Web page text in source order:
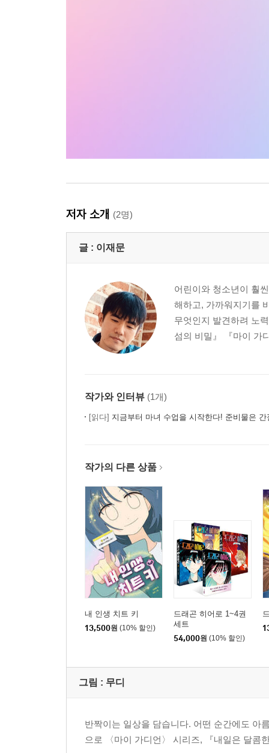
저자 소개 (2명)
글 : 이재문
어린이와 청소년이 훨
해하고, 가까워지기를
무엇인지 발견하려 노
섬의 비밀』 『마이 가
작가와 인터뷰 (1개)
[읽다] 지금부터 마녀 수업을 시작한다! 준비물은 간
작가의 다른 상품
내 인생 치트 키
13,500원 (10% 할인)
드래곤 히어로 1~4권
세트
54,000원 (10% 할인)
그림 : 무디
반짝이는 일상을 담습니다. 어떤 순간에도 아
으로 〈마이 가디언〉 시리즈, 『내일은 달콤